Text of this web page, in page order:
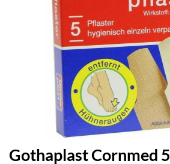
Gothaplast Cornmed 5